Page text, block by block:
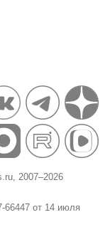
2007–2026
от 14 июля